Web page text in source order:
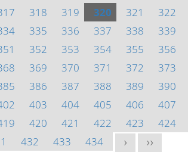
318 319 320 321 322
335 336 337 338 339
352 353 354 355 356
369 370 371 372 373
386 387 388 389 390
403 404 405 406 407
420 421 422 423 424
432 433 434 > >>